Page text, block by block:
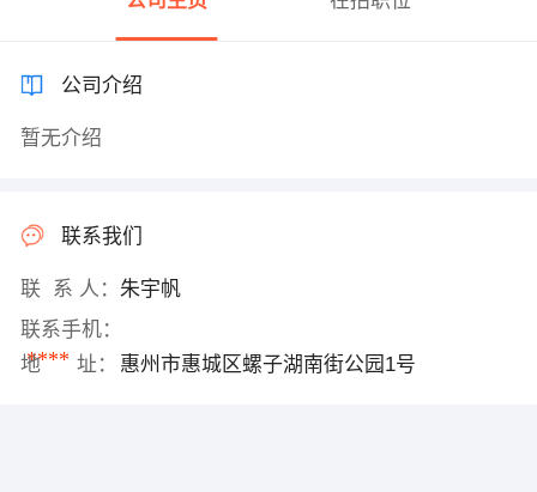
公司介绍
暂无介绍
联系我们
联 系 人： 朱宇帆
联系手机：
****
地 址： 惠州市惠城区螺子湖南街公园1号